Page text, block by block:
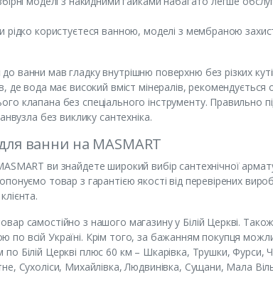
користуєтеся ванною, моделі з мембраною
ванни мав гладку внутрішню поверхню без різких
де вода має високий вміст мінералів,
клапана без спеціального інструменту. Правильно
без виклику сантехніка.
ванни на MASMART
ви знайдете широкий вибір сантехнічної
товар з гарантією якості від перевірених
самостійно з нашого магазину у Білій Церкві.
всій Україні. Крім того, за бажанням покупця
Білій Церкві плюс 60 км – Шкарівка, Трушки, Фурси,
Сухоліси, Михайлівка, Людвинівка, Сущани, Мала